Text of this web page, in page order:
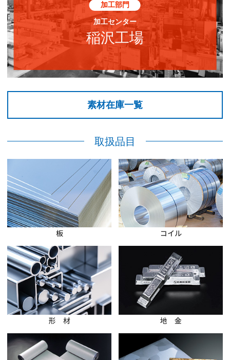
加工部門
加工センター
稲沢工場
素材在庫一覧
取扱品目
板 コイル
形 材 地 金